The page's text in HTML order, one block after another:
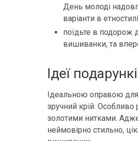
День молоді
варіанти в
поїдьте в подорож
вишиванки, та
Ідеї
Ідеальною оправою
зручний крій. Особливо
золотими нитками.
неймовірно стильно,